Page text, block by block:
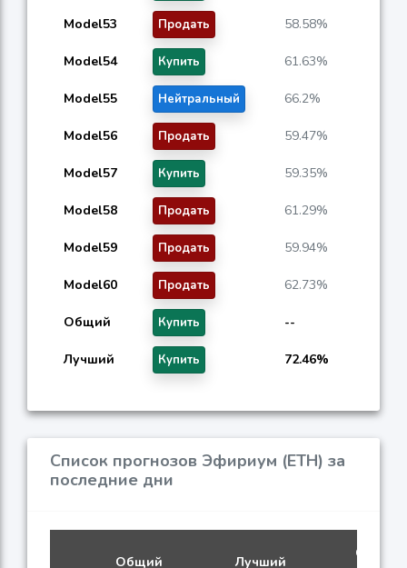
Model53 Продать 58.58%
Model54 Купить 61.63%
Model55 Нейтральный 66.2%
Model56 Продать 59.47%
Model57 Купить 59.35%
Model58 Продать 61.29%
Model59 Продать 59.94%
Model60 Продать 62.73%
Общий Купить --
Лучший Купить 72.46%
Список прогнозов Эфириум (ETH) за
последние дни
Общий
Лучший